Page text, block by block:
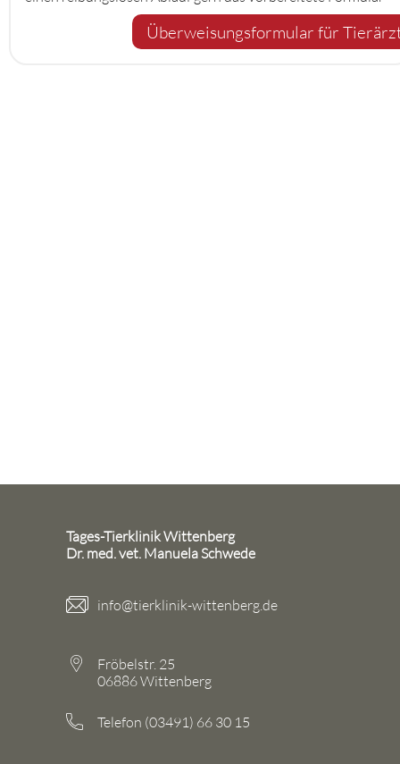
nutzen. Genauso gern nehmen wir auch Ihre telefonische
Anmeldung entgegen. Vielen Dank.Überweisungsformular für
Tages-Tierklinik Wittenberg
Dr. med. vet. Manuela Schwede
info@tierklinik-wittenberg.de
Fröbelstr. 25
06886 Wittenberg
Telefon (03491) 66 30 15